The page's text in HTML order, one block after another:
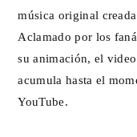
música original
Aclamado por los
su animación, el
acumula hasta el
YouTube.